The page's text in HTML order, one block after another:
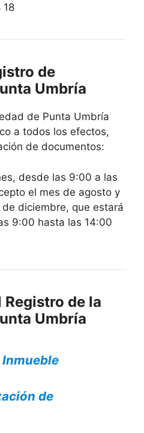
18
de
Umbría
de Punta Umbría
a todos los efectos,
de documentos:
desde las 9:00 a las
el mes de agosto y
diciembre, que estará
9:00 hasta las 14:00
de la
Umbría
de